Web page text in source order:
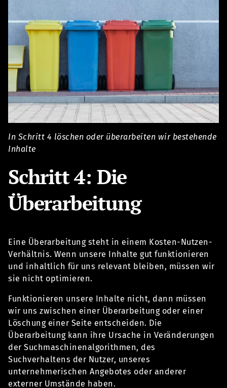
In Schritt 4 löschen oder überarbeiten wir bestehende
Inhalte
Schritt 4: Die
Überarbeitung
Eine Überarbeitung steht in einem Kosten-Nutzen-
Verhältnis. Wenn unsere Inhalte gut funktionieren
und inhaltlich für uns relevant bleiben, müssen wir
sie nicht optimieren.
Funktionieren unsere Inhalte nicht, dann müssen
wir uns zwischen einer Überarbeitung oder einer
Löschung einer Seite entscheiden. Die
Überarbeitung kann ihre Ursache in Veränderungen
der Suchmaschinenalgorithmen, des
Suchverhaltens der Nutzer, unseres
unternehmerischen Angebotes oder anderer
externer Umstände haben.